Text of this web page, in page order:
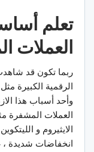
تعلم
العملات
ربما تكون قد
الرقمية الكبيرة
وأحد أسباب هذا
العملات المشفرة
الايثيروم و
انخفاضات شديدة ،